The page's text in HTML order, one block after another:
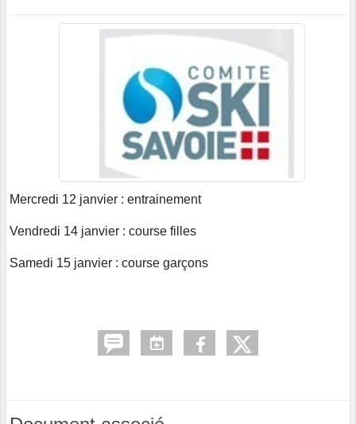
Mercredi 12 janvier : entrainement
Vendredi 14 janvier : course filles
Samedi 15 janvier : course garçons